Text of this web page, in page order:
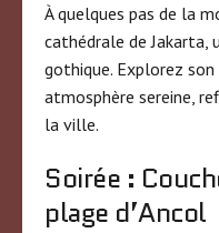
À quelques pas de la
cathédrale de Jakarta,
gothique. Explorez
atmosphère sereine,
la ville.
Soirée :
plage d’Ancol